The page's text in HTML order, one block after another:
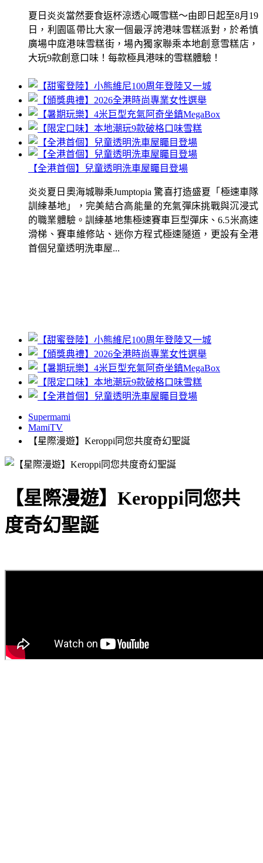
夏日炎炎當然要食返杯涼透心嘅雪糕～由即日起至8月19
日，利園區帶比大家一個最浮誇港味雪糕派對，於希慎
廣場中庭港味雪糕街，場內獨家聯乘本地創意雪糕店，
大玩9款創意口味！每款極具港味的雪糕體驗！
【全港首個】兒童透明洗車屋矚目登場
炎炎夏日奧海城聯乘Jumptopia 驚喜打造盛夏「極速車隊
訓練基地」，完美結合高能量的充氣彈床挑戰與沉浸式
的職業體驗。訓練基地集極速賽車巨型彈床、6.5米高速
滑梯、賽車維修站、迷你方程式極速隧道，更設有全港
首個兒童透明洗車屋...
Supermami
MamiTV
【星際漫遊】Keroppi同您共度奇幻聖誕
【星際漫遊】Keroppi同您共
度奇幻聖誕